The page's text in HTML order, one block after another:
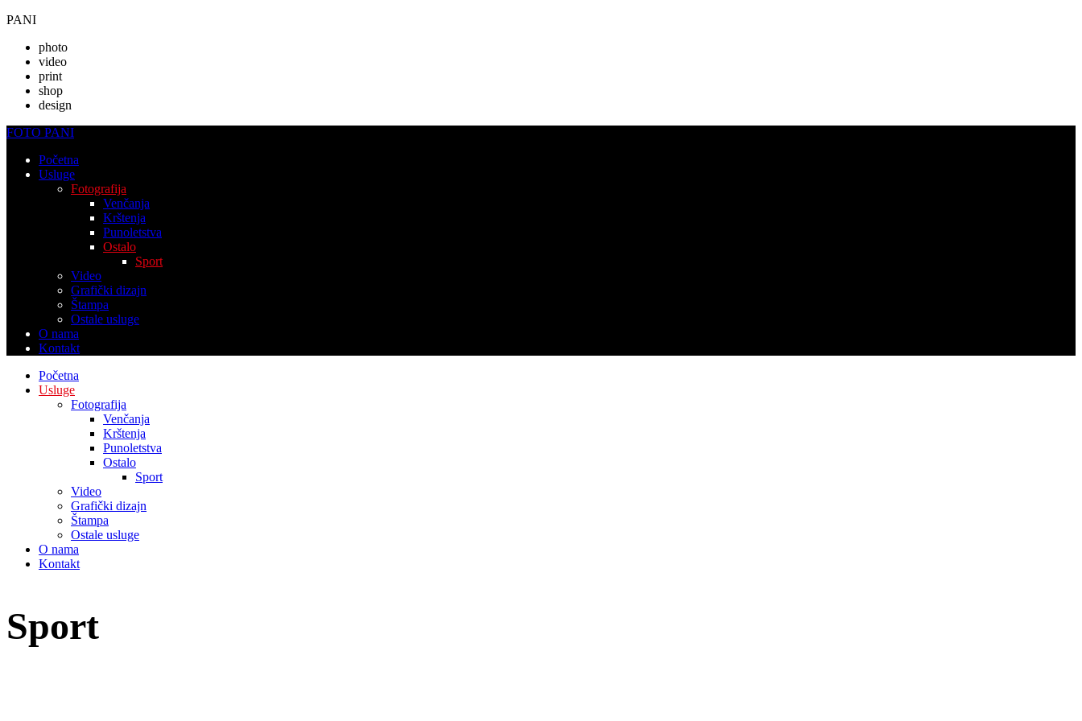
PANI
photo
video
print
shop
design
FOTO PANI
Početna
Usluge
Fotografija
Venčanja
Krštenja
Punoletstva
Ostalo
Sport
Video
Grafički dizajn
Štampa
Ostale usluge
O nama
Kontakt
Početna
Usluge
Fotografija
Venčanja
Krštenja
Punoletstva
Ostalo
Sport
Video
Grafički dizajn
Štampa
Ostale usluge
O nama
Kontakt
Sport